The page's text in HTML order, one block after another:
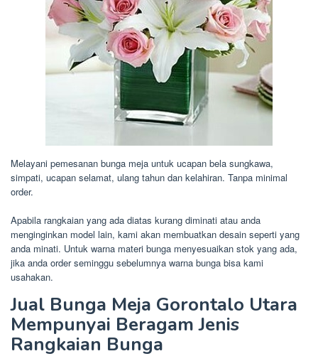
Melayani pemesanan bunga meja untuk ucapan bela sungkawa,
simpati, ucapan selamat, ulang tahun dan kelahiran. Tanpa minimal
order.
Apabila rangkaian yang ada diatas kurang diminati atau anda
menginginkan model lain, kami akan membuatkan desain seperti yang
anda minati. Untuk warna materi bunga menyesuaikan stok yang ada,
jika anda order seminggu sebelumnya warna bunga bisa kami
usahakan.
Jual Bunga Meja Gorontalo Utara
Mempunyai Beragam Jenis
Rangkaian Bunga